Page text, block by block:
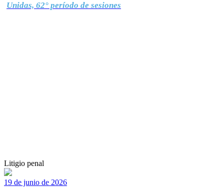
Unidas, 62° período de sesiones
Litigio penal
19 de junio de 2026